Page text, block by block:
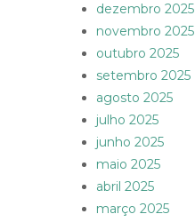
dezembro 2025
novembro 2025
outubro 2025
setembro 2025
agosto 2025
julho 2025
junho 2025
maio 2025
abril 2025
março 2025